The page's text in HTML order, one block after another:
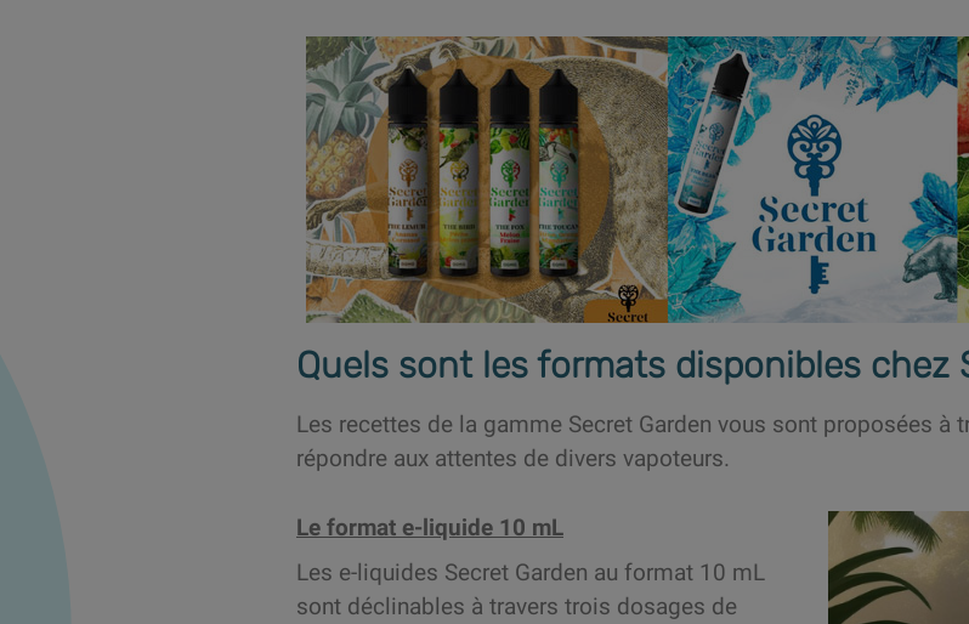
Quels sont les formats disponibles chez
Les recettes de la gamme Secret Garden vous sont proposées
répondre aux attentes de divers vapoteurs.
Le format e-liquide 10 mL
Les e-liquides Secret Garden au format 10 mL
sont déclinables à travers trois dosages de